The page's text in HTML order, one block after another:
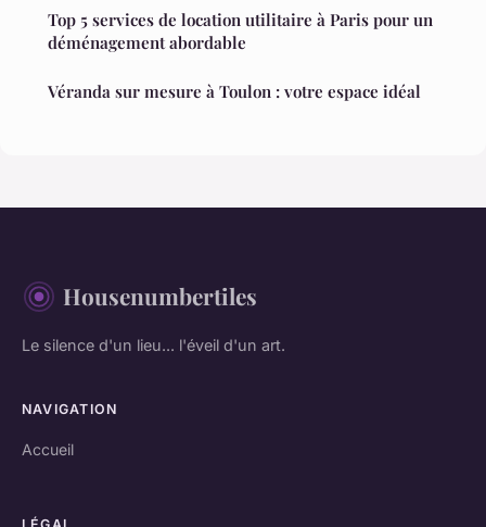
Top 5 services de location utilitaire à Paris pour un
déménagement abordable
Véranda sur mesure à Toulon : votre espace idéal
Housenumbertiles
Le silence d'un lieu... l'éveil d'un art.
NAVIGATION
Accueil